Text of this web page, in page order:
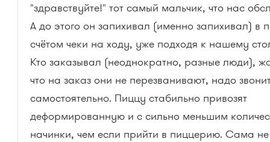
"здравствуйте!" тот самый мальчик, что нас
А до этого он запихивал (именно запихивал) в
счётом чеки на ходу, уже подходя к нашему
Кто заказывал (неоднократно, разные люди),
что на заказ они не перезванивают, надо
самостоятельно. Пиццу стабильно привозят
деформированную и с сильно меньшим
начинки, чем если прийти в пиццерию. Сама не